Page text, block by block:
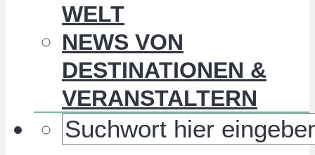
WELT
NEWS VON
DESTINATIONEN &
VERANSTALTERN